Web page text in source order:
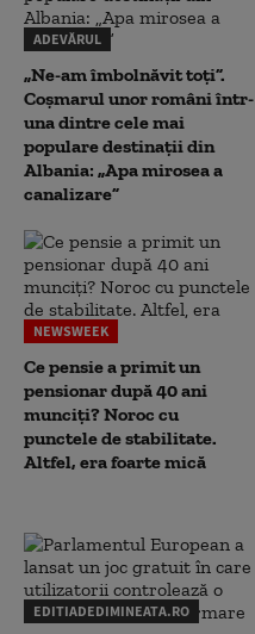
ADEVĂRUL
„Ne-am îmbolnăvit toți”.
Coșmarul unor români într-
una dintre cele mai
populare destinații din
Albania: „Apa mirosea a
canalizare”
NEWSWEEK
Ce pensie a primit un
pensionar după 40 ani
munciți? Noroc cu
punctele de stabilitate.
Altfel, era foarte mică
EDITIADEDIMINEATA.RO